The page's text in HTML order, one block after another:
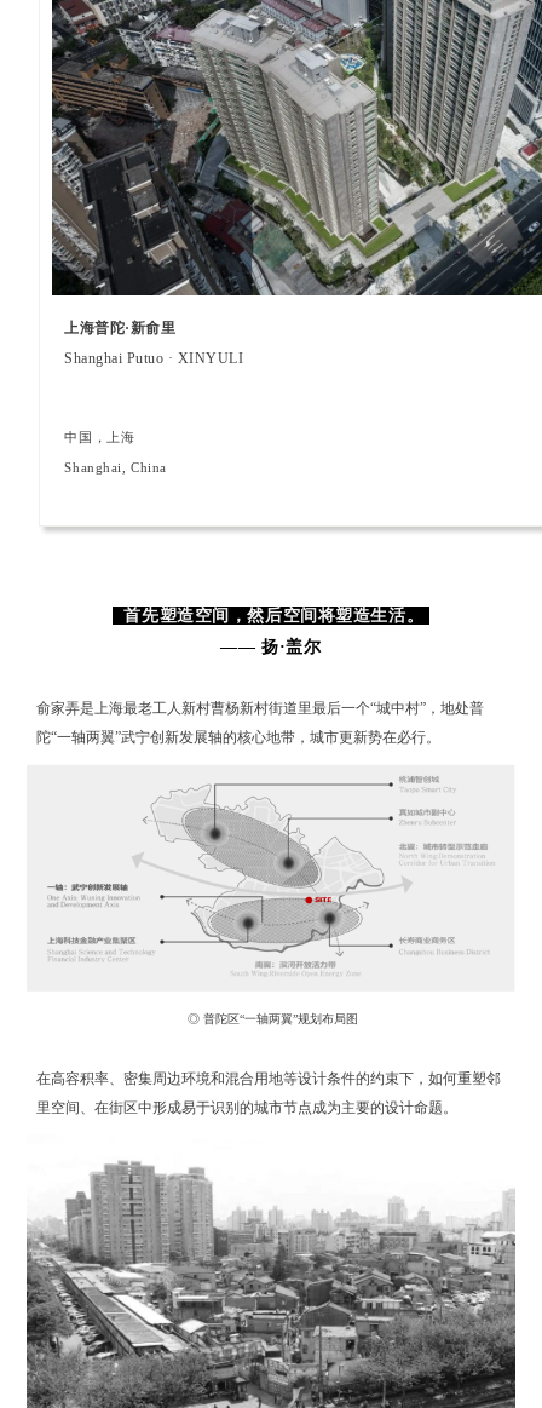
上海普陀·新俞里
Shanghai Putuo · XINYULI
中国， 上海
Shanghai, China
首先塑造空间，然后空间将塑造生活。
——扬·盖尔
俞家弄是上海最老工人新村曹杨新村街道里最后一个“城中村”，地处普
陀“一轴两翼”武宁创新发展轴的核心地带，城市更新势在必行。
◎ 普陀区“一轴两翼”规划布局图
在高容积率、密集周边环境和混合用地等设计条件的约束下，如何重塑邻
里空间、在街区中形成易于识别的城市节点成为主要的设计命题。